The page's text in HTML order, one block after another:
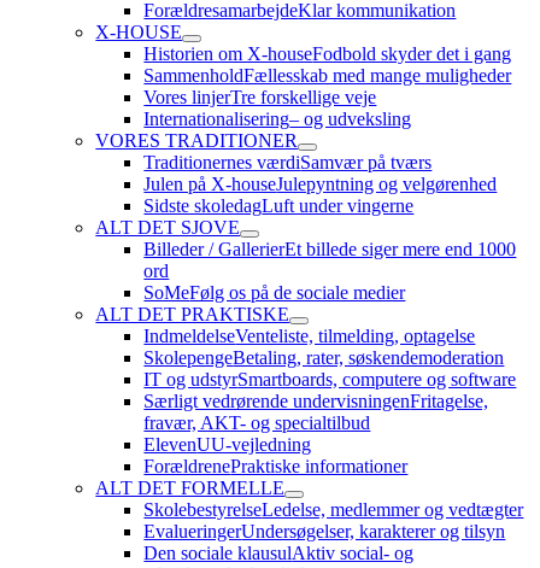
ForældresamarbejdeKlar kommunikation
X-HOUSE
Historien om X-houseFodbold skyder det i gang
SammenholdFællesskab med mange muligheder
Vores linjerTre forskellige veje
Internationalisering– og udveksling
VORES TRADITIONER
Traditionernes værdiSamvær på tværs
Julen på X-houseJulepyntning og velgørenhed
Sidste skoledagLuft under vingerne
ALT DET SJOVE
Billeder / GallerierEt billede siger mere end 1000
ord
SoMeFølg os på de sociale medier
ALT DET PRAKTISKE
IndmeldelseVenteliste, tilmelding, optagelse
SkolepengeBetaling, rater, søskendemoderation
IT og udstyrSmartboards, computere og software
Særligt vedrørende undervisningenFritagelse,
fravær, AKT- og specialtilbud
ElevenUU-vejledning
ForældrenePraktiske informationer
ALT DET FORMELLE
SkolebestyrelseLedelse, medlemmer og vedtægter
EvalueringerUndersøgelser, karakterer og tilsyn
Den sociale klausulAktiv social- og